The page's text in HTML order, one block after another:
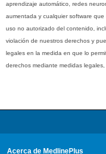
aprendizaje automático, redes
aumentada y cualquier software
uso no autorizado del contenido,
violación de nuestros derechos y
legales en la medida en que lo
derechos mediante medidas
Acerca de MedlinePlus